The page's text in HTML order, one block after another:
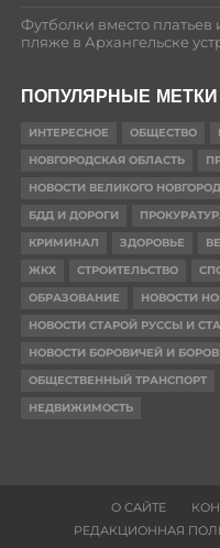
Футболки вместо
пляже в Архангельске
ПОПУЛЯРНЫЕ МЕТКИ
ИНТЕРЕСНОЕ ОБЩЕСТВО
НОВГОРОДСКАЯ ОБЛАСТЬ
НОВОСТИ ВЕЛИКОГО
БДД И ДОРОГИ
КРИМИНАЛ
ЗДОРОВЬЕ
ЖКХ
СТРОИТЕЛЬСТВО
ОБРАЗОВАНИЕ
НОВОСТИ
НОВОСТИ СТАРОЙ РУССЫ И
НОВОСТИ БОРОВИЧЕЙ И
ОБЩЕСТВЕННЫЙ ТРАНСПОРТ
НЕДВИЖИМОСТЬ
О САЙТЕ
РЕДАКЦИОННАЯ